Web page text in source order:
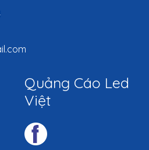
Quảng Cáo Led
Việt